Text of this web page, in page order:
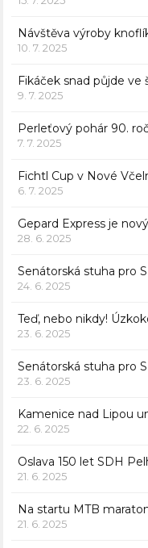
Návštěva výroby
10. 7. 2025
Fikáček snad půjde ve
9. 7. 2025
Perleťový pohár 90.
7. 7. 2025
Fichtl Cup v Nové
6. 7. 2025
Gepard Express je
28. 6. 2025
Senátorská stuha pro
24. 6. 2025
Teď, nebo nikdy!
23. 6. 2025
Senátorská stuha pro
23. 6. 2025
Kamenice nad Lipou
22. 6. 2025
Oslava 150 let SDH
21. 6. 2025
Na startu MTB
21. 6. 2025